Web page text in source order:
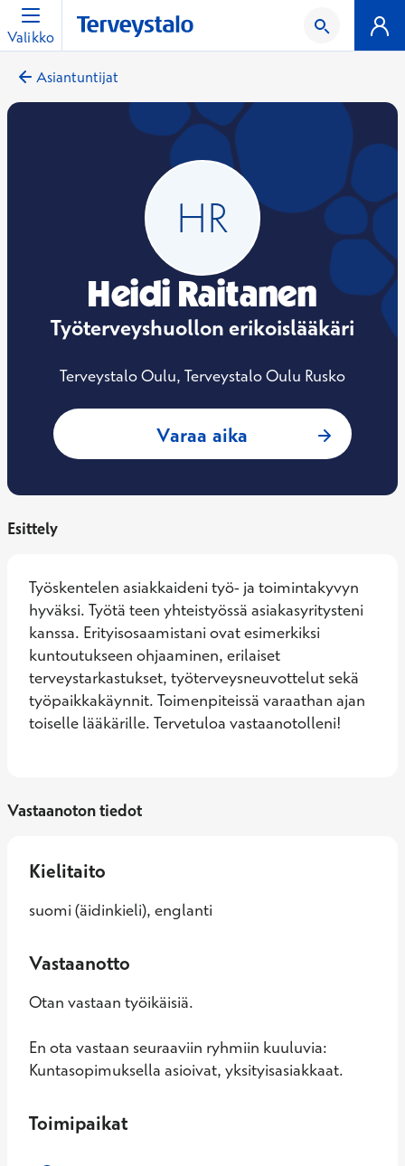
Valikko
Asiantuntijat
Heidi Raitanen
Työterveyshuollon erikoislääkäri
Terveystalo Oulu, Terveystalo Oulu Rusko
Varaa aika : Heidi
Esittely
Työskentelen asiakkaideni työ- ja toimintakyvyn
hyväksi. Työtä teen yhteistyössä asiakasyritysteni
kanssa. Erityisosaamistani ovat esimerkiksi
kuntoutukseen ohjaaminen, erilaiset
terveystarkastukset, työterveysneuvottelut sekä
työpaikkakäynnit. Toimenpiteissä varaathan ajan
toiselle lääkärille. Tervetuloa vastaanotolleni!
Vastaanoton tiedot
Kielitaito
suomi (äidinkieli), englanti
Vastaanotto
Otan vastaan työikäisiä.
En ota vastaan seuraaviin ryhmiin kuuluvia:
Kuntasopimuksella asioivat, yksityisasiakkaat.
Toimipaikat